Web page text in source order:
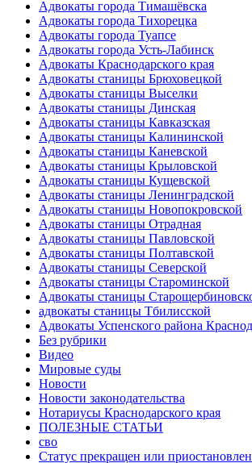
Адвокаты города Тимашёвска
Адвокаты города Тихорецка
Адвокаты города Туапсе
Адвокаты города Усть-Лабинск
Адвокаты Краснодарского края
Адвокаты станицы Брюховецкой
Адвокаты станицы Выселки
Адвокаты станицы Динская
Адвокаты станицы Кавказская
Адвокаты станицы Калининской
Адвокаты станицы Каневской
Адвокаты станицы Крыловской
Адвокаты станицы Кущевской
Адвокаты станицы Ленинградской
Адвокаты станицы Новопокровской
Адвокаты станицы Отрадная
Адвокаты станицы Павловской
Адвокаты станицы Полтавской
Адвокаты станицы Северской
Адвокаты станицы Староминской
Адвокаты станицы
адвокаты станицы Тбилисской
Адвокаты Успенского района
Без рубрики
Видео
Мировые суды
Новости
Новости законодательства
Нотариусы Краснодарского края
ПОЛЕЗНЫЕ СТАТЬИ
сво
Статус прекращен или приостановлен